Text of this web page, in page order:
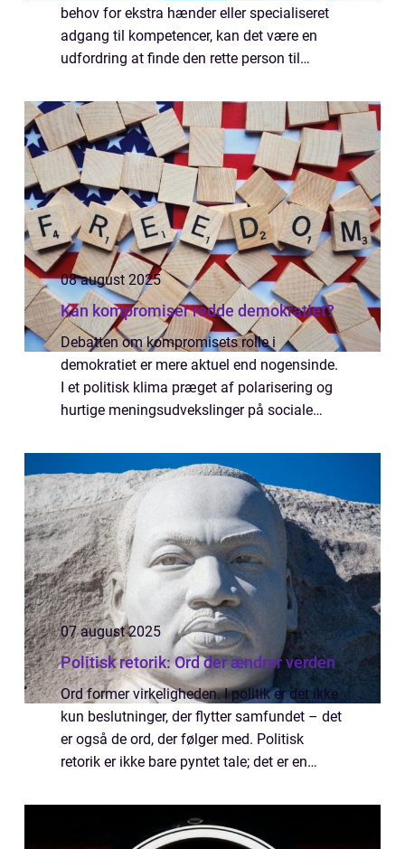
behov for ekstra hænder eller specialiseret
adgang til kompetencer, kan det være en
udfordring at finde den rette person til
billedet som en flek...
08 august 2025
Kan kompromiser redde demokratiet?
Debatten om kompromisets rolle i
demokratiet er mere aktuel end nogensinde.
I et politisk klima præget af polarisering og
hurtige meningsudvekslinger på sociale
borgere at mødes...
07 august 2025
Politisk retorik: Ord der ændrer verden
Ord former virkeligheden. I politik er det ikke
kun beslutninger, der flytter samfundet – det
er også de ord, der følger med. Politisk
retorik er ikke bare pyntet tale; det er en
handling. N...